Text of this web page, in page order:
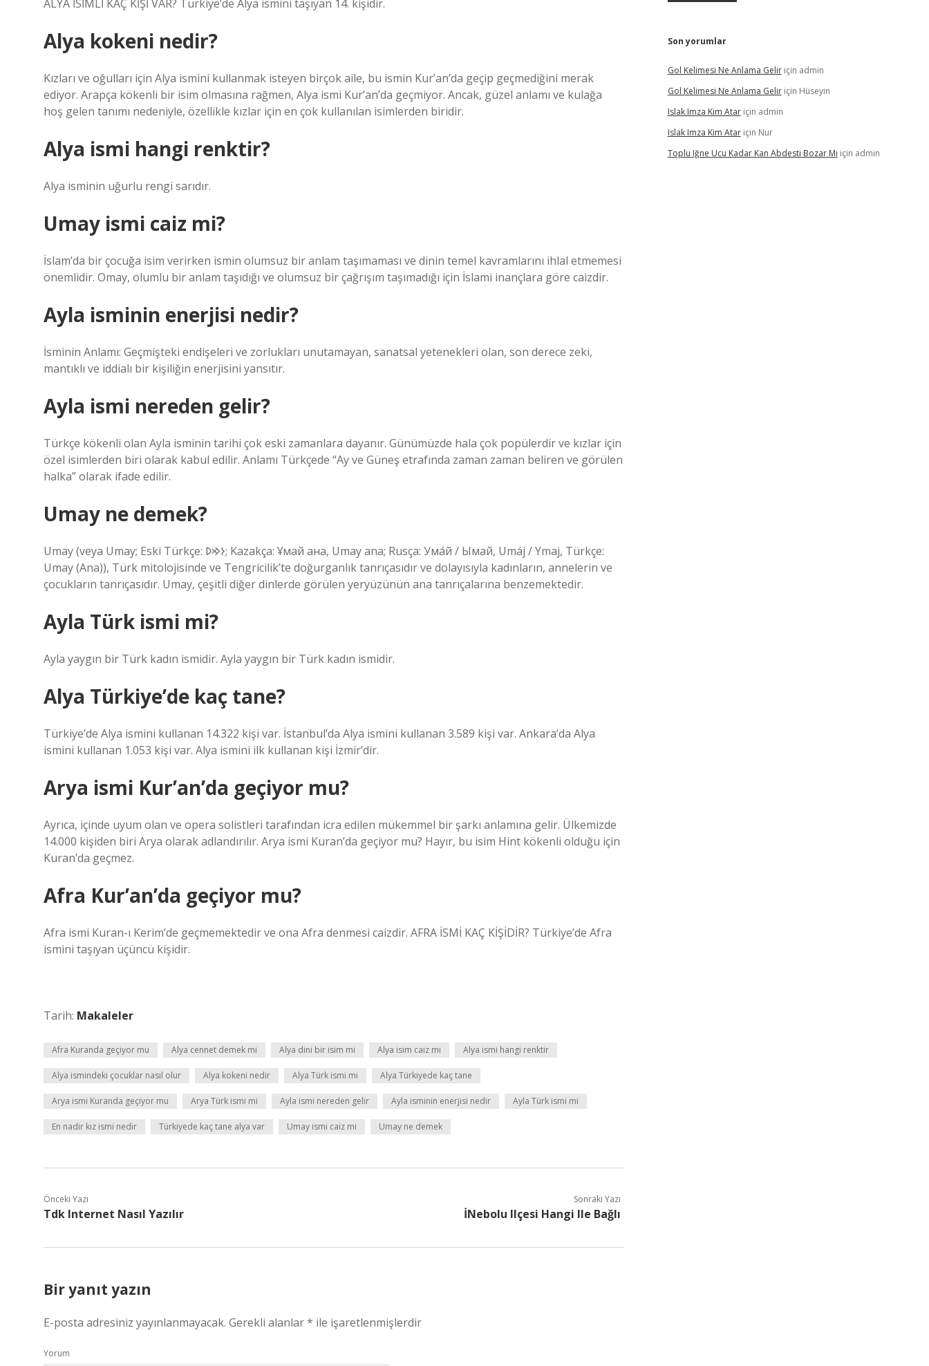
ALYA İSİMLİ KAÇ KİŞİ VAR? Türkiye’de Alya ismini taşıyan 14. kişidir.
Alya kokeni nedir?
Kızları ve oğulları için Alya ismini kullanmak isteyen birçok aile, bu ismin Kur’an’da geçip geçmediğini merak
ediyor. Arapça kökenli bir isim olmasına rağmen, Alya ismi Kur’an’da geçmiyor. Ancak, güzel anlamı ve kulağa
hoş gelen tanımı nedeniyle, özellikle kızlar için en çok kullanılan isimlerden biridir.
Alya ismi hangi renktir?
Alya isminin uğurlu rengi sarıdır.
Umay ismi caiz mi?
İslam’da bir çocuğa isim verirken ismin olumsuz bir anlam taşımaması ve dinin temel kavramlarını ihlal etmemesi
önemlidir. Omay, olumlu bir anlam taşıdığı ve olumsuz bir çağrışım taşımadığı için İslami inançlara göre caizdir.
Ayla isminin enerjisi nedir?
İsminin Anlamı: Geçmişteki endişeleri ve zorlukları unutamayan, sanatsal yetenekleri olan, son derece zeki,
mantıklı ve iddialı bir kişiliğin enerjisini yansıtır.
Ayla ismi nereden gelir?
Türkçe kökenli olan Ayla isminin tarihi çok eski zamanlara dayanır. Günümüzde hala çok popülerdir ve kızlar için
özel isimlerden biri olarak kabul edilir. Anlamı Türkçede “Ay ve Güneş etrafında zaman zaman beliren ve görülen
halka” olarak ifade edilir.
Umay ne demek?
Umay (veya Umay; Eski Türkçe: 𐰆𐰢𐰖; Kazakça: Ұмай aна, Umay ana; Rusça: Ума́й / Ымай, Umáj / Ymaj, Türkçe:
Umay (Ana)), Türk mitolojisinde ve Tengricilik’te doğurganlık tanrıçasıdır ve dolayısıyla kadınların, annelerin ve
çocukların tanrıçasıdır. Umay, çeşitli diğer dinlerde görülen yeryüzünün ana tanrıçalarına benzemektedir.
Ayla Türk ismi mi?
Ayla yaygın bir Türk kadın ismidir. Ayla yaygın bir Türk kadın ismidir.
Alya Türkiye’de kaç tane?
Türkiye’de Alya ismini kullanan 14.322 kişi var. İstanbul’da Alya ismini kullanan 3.589 kişi var. Ankara’da Alya
ismini kullanan 1.053 kişi var. Alya ismini ilk kullanan kişi İzmir’dir.
Arya ismi Kur’an’da geçiyor mu?
Ayrıca, içinde uyum olan ve opera solistleri tarafından icra edilen mükemmel bir şarkı anlamına gelir. Ülkemizde
14.000 kişiden biri Arya olarak adlandırılır. Arya ismi Kuran’da geçiyor mu? Hayır, bu isim Hint kökenli olduğu için
Kuran’da geçmez.
Afra Kur’an’da geçiyor mu?
Afra ismi Kuran-ı Kerim’de geçmemektedir ve ona Afra denmesi caizdir. AFRA İSMİ KAÇ KİŞİDİR? Türkiye’de Afra
ismini taşıyan üçüncü kişidir.
Tarih: Makaleler
Afra Kuranda geçiyor mu Alya cennet demek mi Alya dini bir isim mi Alya isim caiz mi Alya ismi hangi renktir
Alya ismindeki çocuklar nasıl olur Alya kokeni nedir Alya Türk ismi mi Alya Türkiyede kaç tane
Arya ismi Kuranda geçiyor mu Arya Türk ismi mi Ayla ismi nereden gelir Ayla isminin enerjisi nedir Ayla Türk ismi mi
En nadir kız ismi nedir Türkiyede kaç tane alya var Umay ismi caiz mi Umay ne demek
Önceki Yazı
Tdk Internet Nasıl Yazılır
Sonraki Yazı
İNebolu Ilçesi Hangi Ile Bağlı
Bir yanıt yazın
E-posta adresiniz yayınlanmayacak. Gerekli alanlar* ile işaretlenmişlerdir
Yorum
Son yorumlar
Gol Kelimesi Ne Anlama Geliriçin admin
Gol Kelimesi Ne Anlama Geliriçin Hüseyin
Islak Imza Kim Atariçin admin
Islak Imza Kim Atariçin Nur
Toplu Iğne Ucu Kadar Kan Abdesti Bozar Mı için admin